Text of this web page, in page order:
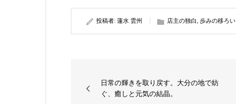
投稿者: 蓮水 雲州 店主の独白, 歩みの移ろい
日常の輝きを取り戻す。大分の地で紡
ぐ、癒しと元気の結晶。